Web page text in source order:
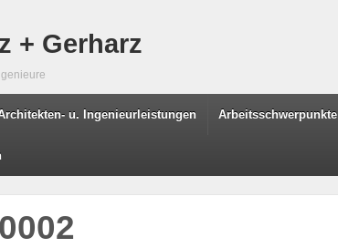
+ Gerharz
u. Ingenieurleistungen Arbeitsschwerpunkte